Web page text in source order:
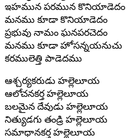
ఇహమున పరమున కొనియాడెదం
మనము కూడా కొనియాడెదం
ప్రభువు నామం ఘనపరచెదం
మనము కూడా హోసన్నయనుచు
కరములెత్తి పాడెదము
ఆశ్చర్యకరుడు హల్లెలూయ
ఆలోచనకర్త హల్లెలూయ
బలమైన దేవుడు హల్లెలూయ
నిత్యుడగు తండ్రి హల్లెలూయ
సమాధానకర్త హల్లెలూయ